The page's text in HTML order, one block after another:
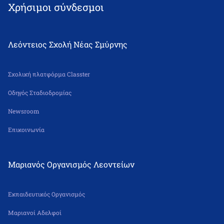
Χρήσιμοι σύνδεσμοι
Λεόντειος Σχολή Νέας Σμύρνης
Σχολική πλατφόρμα Classter
Οδηγός Σταδιοδρομίας
Newsroom
Επικοινωνία
Μαριανός Οργανισμός Λεοντείων
Εκπαιδευτικός Οργανισμός
Μαριανοί Αδελφοί